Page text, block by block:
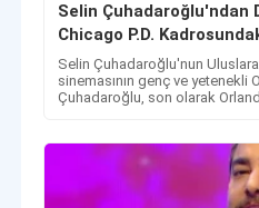
Selin Çuhadaroğlu'ndan
Chicago P.D.
Selin Çuhadaroğlu'nun
sinemasının genç ve yetenekli
Çuhadaroğlu, son olarak